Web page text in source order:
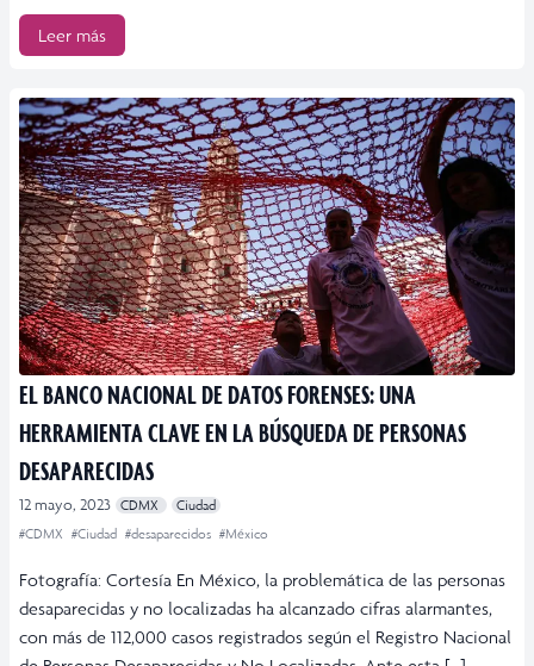
Leer más
EL BANCO NACIONAL DE DATOS FORENSES: UNA
HERRAMIENTA CLAVE EN LA BÚSQUEDA DE PERSONAS
DESAPARECIDAS
12 mayo, 2023 CDMX
Ciudad
#CDMX #Ciudad #desaparecidos #México
Fotografía: Cortesía En México, la problemática de las personas
desaparecidas y no localizadas ha alcanzado cifras alarmantes,
con más de 112,000 casos registrados según el Registro Nacional